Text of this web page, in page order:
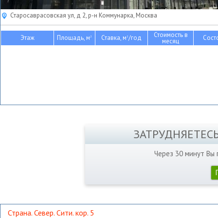
Старосаврасовская ул, д 2, р-н Коммунарка, Москва
Этаж Площадь, м2 Ставка, м2/год Стоимость в
месяц
Через 30 минут Вы
Страна. Север. Сити. кор. 5